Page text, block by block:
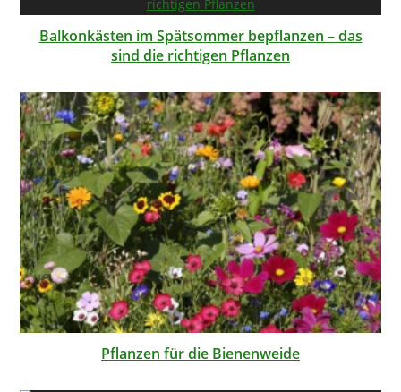
Balkonkästen im Spätsommer bepflanzen – das
sind die richtigen Pflanzen
Pflanzen für die Bienenweide